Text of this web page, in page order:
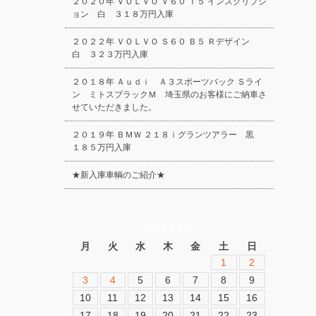
ョン 白 ３１８万円入庫
２０２２年 ＶＯＬＶＯ Ｓ６０ Ｂ５ Ｒデザイン
白 ３２３万円入庫
２０１８年 Ａｕｄｉ Ａ３スポーツバック Ｓライ
ン ミトスブラックＭ 埼玉県のお客様にご納車さ
せていただきました。
２０１９年 ＢＭＷ ２１８ｉグランツアラー 黒
１８５万円入庫
★新入庫車輌のご紹介★
月
火 水 木 金 土
日
1
2
3
4 5 6 7 8
9
10
11 12 13 14 15
16